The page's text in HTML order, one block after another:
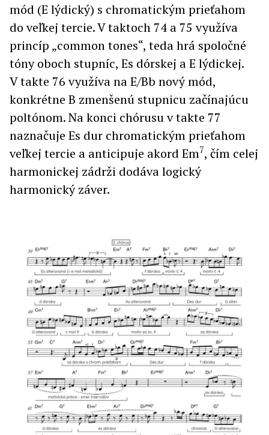
mód (E lýdický) s chromatickým prieťahom
do veľkej tercie. V taktoch 74 a 75 využíva
princíp „common tones“, teda hrá spoločné
tóny oboch stupníc, Es dórskej a E lýdickej.
V takte 76 využíva na E/Bb nový mód,
konkrétne B zmenšenú stupnicu začínajúcu
poltónom. Na konci chórusu v takte 77
naznačuje Es dur chromatickým prieťahom
veľkej tercie a anticipuje akord Em7, čím celej
harmonickej zádrži dodáva logický
harmonický záver.